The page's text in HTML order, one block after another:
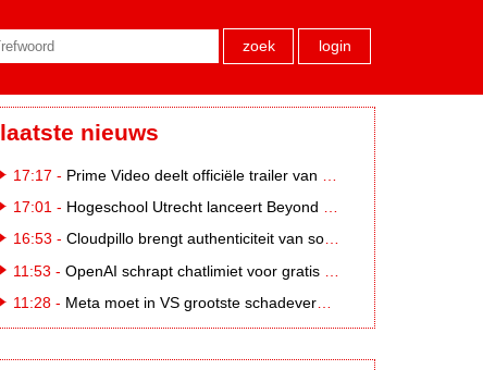
zoek login
laatste nieuws
17:17 - Prime Video deelt officiële trailer van L*VE KLEINE
17:01 - Hogeschool Utrecht lanceert Beyond Campus binnen International Creative Business
16:53 - Cloudpillo brengt authenticiteit van social naar tv
11:53 - OpenAI schrapt chatlimiet voor gratis ChatGPT-gebruikers
11:28 - Meta moet in VS grootste schadevergoeding ooit betalen: 567 miljoen dollar